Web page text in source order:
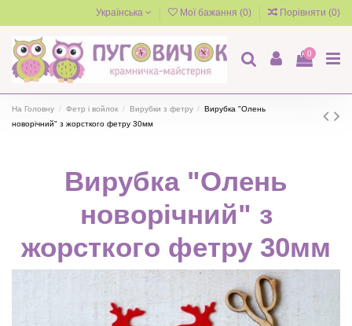
Українська Мої бажання (0) Порівняти (0)
0
На Головну Фетр і войлок Вирубки з фетру
Вирубка "Олень
новорічний" з жорсткого фетру 30мм
Вирубка "Олень
новорічний" з
жорсткого фетру 30мм